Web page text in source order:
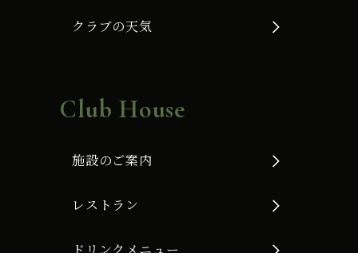
クラブの天気
Club House
施設のご案内
レストラン